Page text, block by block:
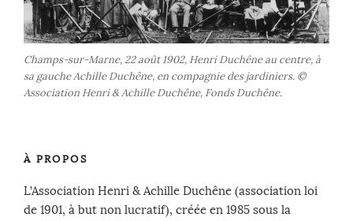
Champs-sur-Marne, 22 août 1902, Henri Duchêne au centre, à
sa gauche Achille Duchêne, en compagnie des jardiniers. ©
Association Henri & Achille Duchêne, Fonds Duchêne.
À PROPOS
L’Association Henri & Achille Duchêne (association loi
de 1901, à but non lucratif), créée en 1985 sous la